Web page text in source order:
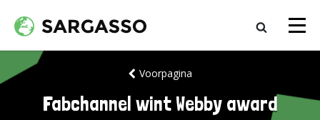
Voorpagina
Fabchannel wint Webby award